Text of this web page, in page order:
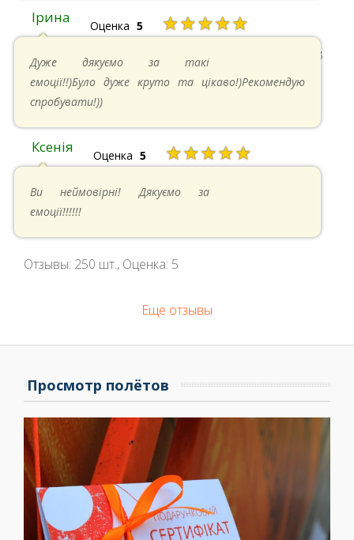
Ірина Оценка 5 ★★★★★
11.05.2024 в 15:48
Дуже дякуємо за такі
емоції!!)Було дуже круто та цікаво!)Рекомендую
спробувати!))
Ксенія Оценка 5 ★★★★★
Ви неймовірні! Дякуємо за
емоції!!!!!!
Отзывы: 250 шт., Оценка: 5
Еще отзывы
Просмотр полётов